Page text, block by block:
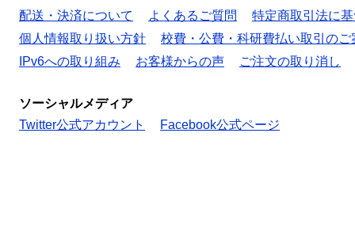
配送・決済について
よくあるご質問
特定商取引法に
個人情報取り扱い方針
校費・公費・科研費払い取引のご
IPv6への取り組み
お客様からの声 ご注文の取り消し
ソーシャルメディア
Twitter公式アカウント
Facebook公式ページ